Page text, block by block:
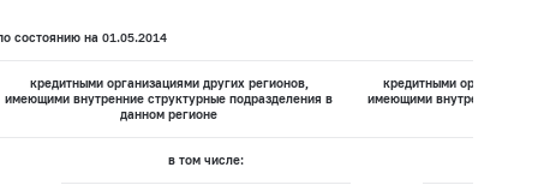
состоянию на 01.05.2014
кредитными организациями других регионов,
имеющими внутренние структурные подразделения в
данном регионе
кредитными
имеющими внутренних
в том числе: